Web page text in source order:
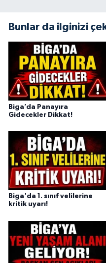
Bunlar da ilginizi
Biga’da Panayıra
Gidecekler Dikkat!
Biga'da 1. sınıf velilerine
kritik uyarı!